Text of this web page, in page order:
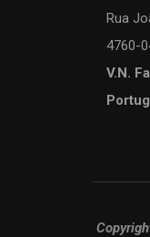
Rua
4760-
V.N.